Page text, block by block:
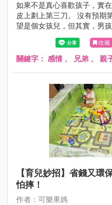
如果不是真心喜歡孩子，實
皮上劃上第三刀。 沒有預期
望是個女孩兒，但其實，男
年孵出一個孩子，讓可樂果
個孩子的熱鬧，三個孩子的美
收藏
關鍵字： 感情 、 兄弟 、 親
【育兒妙招】省錢又環
怕摔！
作者：可樂果媽